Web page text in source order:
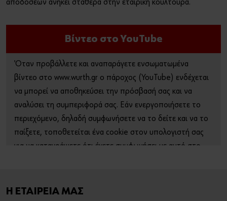
αποδόσεων ανήκει σταθερά στην εταιρική κουλτούρα.
Βίντεο στο YouTube
Όταν προβάλλετε και αναπαράγετε ενσωματωμένα
βίντεο στο www.wurth.gr ο πάροχος (YouTube) ενδέχεται
να μπορεί να αποθηκεύσει την πρόσβασή σας και να
αναλύσει τη συμπεριφορά σας. Εάν ενεργοποιήσετε το
περιεχόμενο, δηλαδή συμφωνήσετε να το δείτε και να το
παίξετε, τοποθετείται ένα cookie στον υπολογιστή σας
για να καταγράψετε ότι έχετε συμφωνήσει με αυτό στο
Για περισσότερες πληροφορίες, ανατρέξτε στην
Η ΕΤΑΙΡΕΙΑ ΜΑΣ